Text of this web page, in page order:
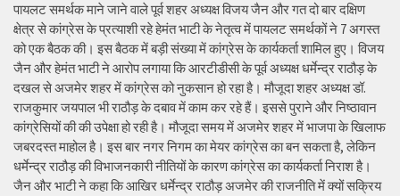
पायलट समर्थक माने जाने वाले पूर्व शहर अध्यक्ष विजय जैन और गत दो बार दक्षिण
क्षेत्र से कांग्रेस के प्रत्याशी रहे हेमंत भाटी के नेतृत्व में पायलट समर्थकों ने 7 अगस्त
को एक बैठक की। इस बैठक में बड़ी संख्या में कांग्रेस के कार्यकर्ता शामिल हुए। विजय
जैन और हेमंत भाटी ने आरोप लगाया कि आरटीडीसी के पूर्व अध्यक्ष धर्मेन्द्र राठौड़ के
दखल से अजमेर शहर में कांग्रेस को नुकसान हो रहा है। मौजूदा शहर अध्यक्ष डॉ.
राजकुमार जयपाल भी राठौड़ के दबाव में काम कर रहे हैं। इससे पुराने और निष्ठावान
कांग्रेसियों की की उपेक्षा हो रही है। मौजूदा समय में अजमेर शहर में भाजपा के खिलाफ
जबरदस्त माहोल है। इस बार नगर निगम का मेयर कांग्रेस का बन सकता है, लेकिन
धर्मेन्द्र राठौड़ की विभाजनकारी नीतियों के कारण कांग्रेस का कार्यकर्ता निराश है।
जैन और भाटी ने कहा कि आखिर धर्मेन्द्र राठौड़ अजमेर की राजनीति में क्यों सक्रिय